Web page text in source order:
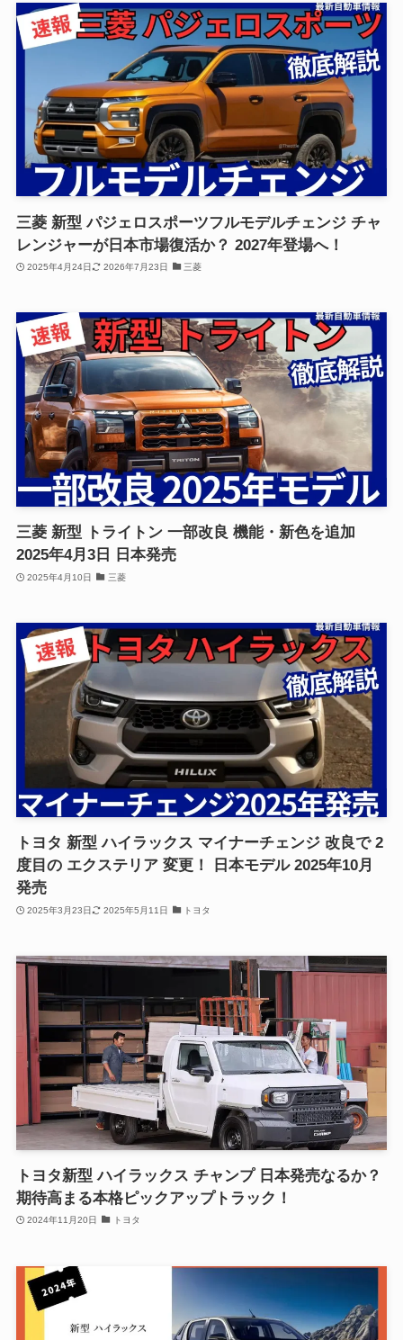
三菱 新型 パジェロスポーツフルモデルチェンジ チャ
レンジャーが日本市場復活か？ 2027年登場へ！
2025年4月24日 2026年7月23日 三菱
三菱 新型 トライトン 一部改良 機能・新色を追加
2025年4月3日 日本発売
2025年4月10日 三菱
トヨタ 新型 ハイラックス マイナーチェンジ 改良で 2
度目の エクステリア 変更！ 日本モデル 2025年10月
発売
2025年3月23日 2025年5月11日 トヨタ
トヨタ新型 ハイラックス チャンプ 日本発売なるか？
期待高まる本格ピックアップトラック！
2024年11月20日 トヨタ